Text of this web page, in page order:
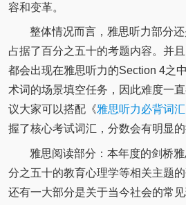
容和变革。
整体情况而言，雅思听力部分
占据了百分之五十的考题内容。并
都会出现在雅思听力的Section 4之
术词的场景填空任务，因此难度一
议大家可以搭配《雅思听力必背词汇
握了核心考试词汇，分数会有明显的
雅思阅读部分：本年度的剑桥
分之五十的教育心理学等相关主题
还有一大部分是关于当今社会的常